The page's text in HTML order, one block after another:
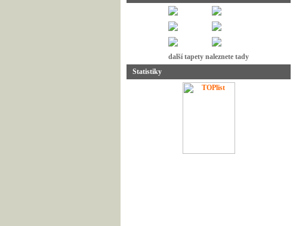
další tapety naleznete tady
Statistiky